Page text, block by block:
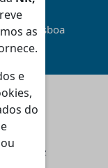
as
e
do
Lisboa
838 Queluz